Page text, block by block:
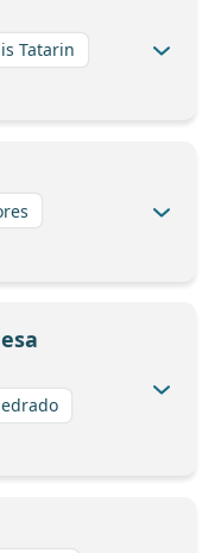
Tatarin